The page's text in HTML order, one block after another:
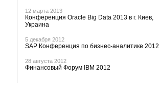
12 марта 2013
Конференция Oracle Big Data 2013 в г. Киев,
Украина
5 декабря 2012
SAP Конференция по бизнес-аналитике 2012
28 августа 2012
Финансовый Форум IBM 2012